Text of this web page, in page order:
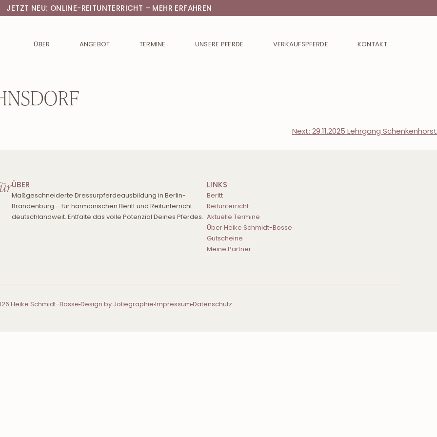
JETZT NEU: ONLINE-REITUNTERRICHT – MEHR ERFAHREN
ÜBER ANGEBOT TERMINE UNSERE PFERDE VERKAUFSPFERDE KONTAKT
Next: 29.11.2025 Lehrgang Schenkenhorst
ÜBER
Maßgeschneiderte Dressurpferdeausbildung in Berlin-
Brandenburg – für harmonischen Beritt und Reitunterricht
deutschlandweit. Entfalte das volle Potenzial Deines Pferdes.
LINKS
Beritt
Reitunterricht
Aktuelle Termine
Über Heike Schmidt-Bosse
Gutscheine
Meine Partner
Heike Schmidt-BosseDesign by JoliegraphieImpressumDatenschutz